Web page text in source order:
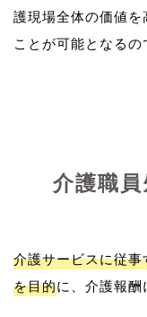
護現場全体の価値を
介護職
介護サービスに従
を目的に、介護報酬